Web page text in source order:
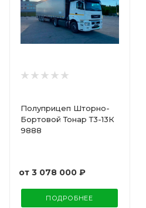
Полуприцеп Шторно-
Бортовой Тонар Т3-13К
9888
от 3 078 000 ₽
ПОДРОБНЕЕ